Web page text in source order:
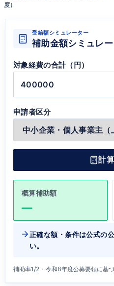
度）
受給額シミュレーター
補助金額シミュレー
対象経費の合計（円）
申請者区分
計
概算補助額
—
正確な額・条件は公式の
い。
補助率1/2・令和8年度公募要領に基づ